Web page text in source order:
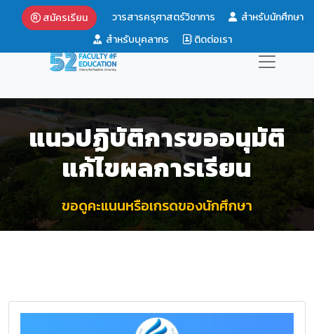
สมัครเรียน วารสารครุศาสตร์วิชาการ
สำหรับนักศึกษา
สำหรับบุคลากร
ติดต่อเรา
แนวปฏิบัติการขออนุมัติ
แก้ไขผลการเรียน
ขอดูคะแนนหรือเกรดของนักศึกษา